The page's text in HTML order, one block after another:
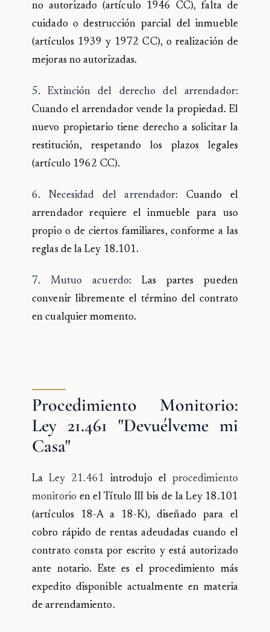
no autorizado (artículo 1946 CC), falta de
cuidado o destrucción parcial del inmueble
(artículos 1939 y 1972 CC), o realización de
mejoras no autorizadas.
5. Extinción del derecho del arrendador:
Cuando el arrendador vende la propiedad. El
nuevo propietario tiene derecho a solicitar la
restitución, respetando los plazos legales
(artículo 1962 CC).
6. Necesidad del arrendador: Cuando el
arrendador requiere el inmueble para uso
propio o de ciertos familiares, conforme a las
reglas de la Ley 18.101.
7. Mutuo acuerdo: Las partes pueden
convenir libremente el término del contrato
en cualquier momento.
Procedimiento Monitorio:
Ley 21.461 "Devuélveme mi
Casa"
LaLey 21.461 introdujo el procedimiento
monitorio en el Título III bis de la Ley 18.101
(artículos 18-A a 18-K), diseñado para el
cobro rápido de rentas adeudadas cuando el
contrato consta por escrito y está autorizado
ante notario. Este es el procedimiento más
expedito disponible actualmente en materia
de arrendamiento.